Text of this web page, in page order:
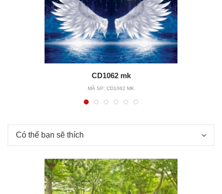
CD1062 mk
MÃ SP:CD1062 MK
Có thể bạn sẽ thích